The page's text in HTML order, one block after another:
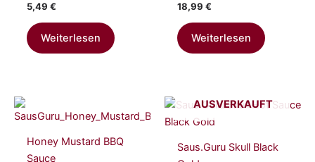
5,49 €
Weiterlesen
18,99 €
Weiterlesen
Honey Mustard BBQ
Sauce
AUSVERKAUFT
Saus.Guru Skull Black